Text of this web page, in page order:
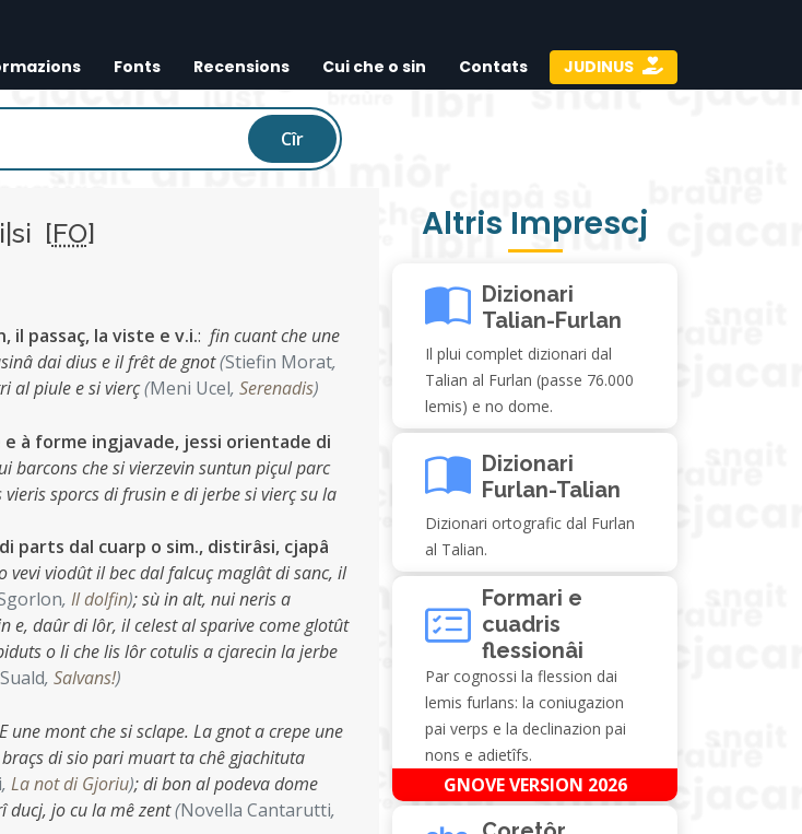
Fonts Recensions Cui che o sin Contats JUDINUS
Cîr
[FO]
il passaç, la viste e v.i.: fin cuant che une
dai dius e il frêt de gnot(Stiefin Morat,
al piule e si vierç(Meni Ucel, Serenadis)
à forme ingjavade, jessi orientade di
barcons che si vierzevin suntun piçul parc
sporcs di frusin e di jerbe si vierç su la
parts dal cuarp o sim., distirâsi, cjapâ
vevi viodût il bec dal falcuç maglât di sanc, il
, Il dolfin);sù in alt, nui neris a
e, daûr di lôr, il celest al sparive come glotût
o li che lis lôr cotulis a cjarecin la jerbe
, Salvans!)
une mont che si sclape. La gnot a crepe une
di sio pari muart ta chê gjachituta
, La not di Gjoriu);di bon al podeva dome
ducj, jo cu la mê zent(Novella Cantarutti,
Altris Imprescj
Dizionari
Talian-Furlan
Il plui complet dizionari dal
Talian al Furlan (passe 76.000
lemis) e no dome.
Dizionari
Furlan-Talian
Dizionari ortografic dal Furlan
al Talian.
Formari e
cuadris
flessionâi
Par cognossi la flession dai
lemis furlans: la coniugazion
pai verps e la declinazion pai
nons e adietîfs.
GNOVE VERSION 2026